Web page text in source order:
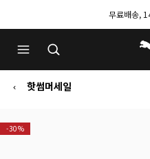
무료배송,
핫썸머세일
-30%